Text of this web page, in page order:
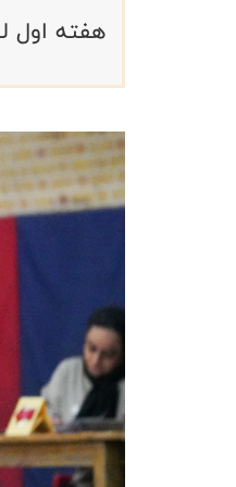
هفته اول